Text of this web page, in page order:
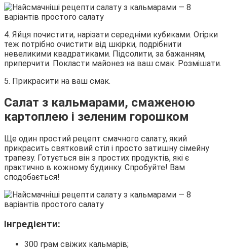
4. Яйця почистити, нарізати середніми кубиками. Огірки
теж потрібно очистити від шкірки, подрібнити
невеликими квадратиками. Підсолити, за бажанням,
приперчити. Покласти майонез на ваш смак. Розмішати.
5. Прикрасити на ваш смак.
Салат з кальмарами, смаженою
картоплею і зеленим горошком
Ще один простий рецепт смачного салату, який
прикрасить святковий стіл і просто затишну сімейну
трапезу. Готується він з простих продуктів, які є
практично в кожному будинку. Спробуйте! Вам
сподобається!
Інгредієнти:
300 грам свіжих кальмарів;